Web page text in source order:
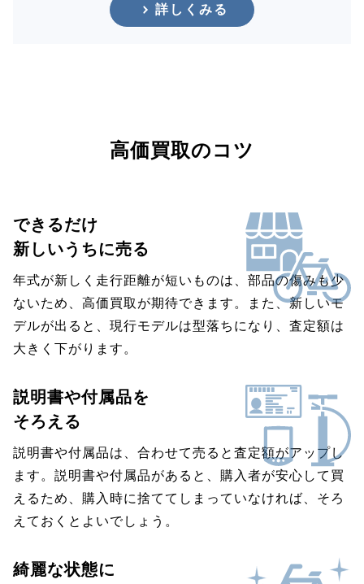
詳しくみる
高価買取のコツ
できるだけ
新しいうちに売る
年式が新しく走行距離が短いものは、部品の傷みも少
ないため、高価買取が期待できます。また、新しいモ
デルが出ると、現行モデルは型落ちになり、査定額は
大きく下がります。
説明書や付属品を
そろえる
説明書や付属品は、合わせて売ると査定額がアップし
ます。説明書や付属品があると、購入者が安心して買
えるため、購入時に捨ててしまっていなければ、そろ
えておくとよいでしょう。
綺麗な状態に